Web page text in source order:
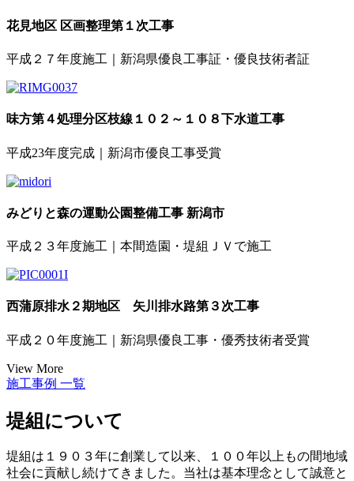
花見地区 区画整理第１次工事
平成２７年度施工｜新潟県優良工事証・優良技術者証
味方第４処理分区枝線１０２～１０８下水道工事
平成23年度完成｜新潟市優良工事受賞
みどりと森の運動公園整備工事 新潟市
平成２３年度施工｜本間造園・堤組ＪＶで施工
西蒲原排水２期地区 矢川排水路第３次工事
平成２０年度施工｜新潟県優良工事・優秀技術者受賞
View More
施工事例 一覧
堤組について
堤組は１９０３年に創業して以来、１００年以上もの間地域
社会に貢献し続けてきました。当社は基本理念として誠意と